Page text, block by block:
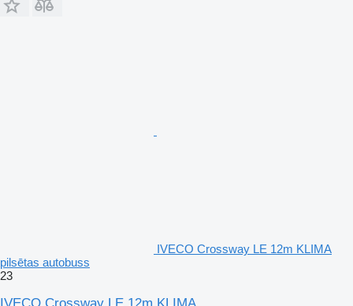
IVECO Crossway LE 12m KLIMA
pilsētas autobuss
23